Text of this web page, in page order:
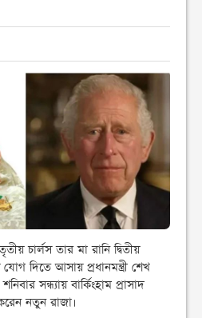
চার্লস তার মা রানি দ্বিতীয়
যোগ দিতে আসায় প্রধানমন্ত্রী শেখ
সন্ধ্যায় বার্কিংহাম প্রাসাদ
নতুন রাজা।